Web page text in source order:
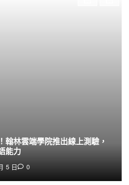
翰林雲端學院推出線上測驗，
能力
5 日 0